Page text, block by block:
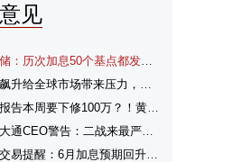
见
历次加息50个基点都发生了什么？
给全球市场带来压力，涨势能否延续？
周要下修100万？！黄金与美元会如何反应？
告：二战来最严重的全球危机或将来临，因俄乌冲突和中东冲突持续
：6月加息预期回升+投资者寻求避险，美元刷新逾两个月高点